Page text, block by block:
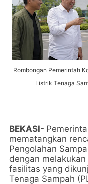
Rombongan Pemerintah
Listrik Tenaga
BEKASI-
mematangkan
Pengolahan
dengan
fasilitas yang
Tenaga Sampah